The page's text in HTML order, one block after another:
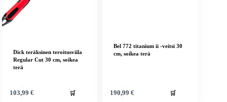
Dick teräksinen teroitusviila
Regular Cut 30 cm, soikea
terä
103,99€ 🛒
Bel 772 titanium ii -veitsi 30
cm, soikea terä
190,99€ 🛒